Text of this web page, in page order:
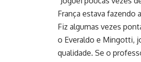
França estava fazendo
Fiz algumas vezes
o Everaldo e Mingotti,
qualidade. Se o